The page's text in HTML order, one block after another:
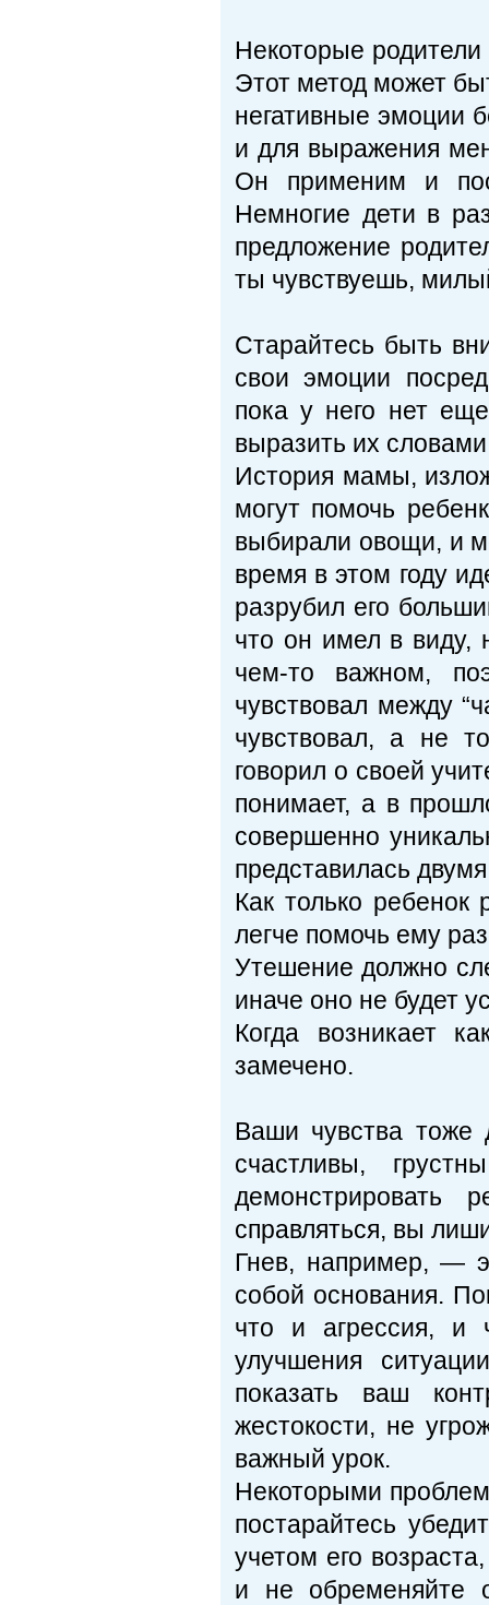
Некоторые
Этот метод может
негативные эмоции
и для выражения
Он применим и
Немногие дети в
предложение
ты чувствуешь,
Старайтесь быть
свои эмоции
пока у него нет
выразить их
История мамы,
могут помочь
выбирали овощи, и
время в этом году
разрубил его
что он имел в виду,
чем-то важном,
чувствовал между
чувствовал, а не
говорил о своей
понимает, а в
совершенно
представилась
Как только ребенок
легче помочь ему
Утешение должно
иначе оно не будет
Когда возникает
замечено.
Ваши чувства тоже
счастливы,
справляться, вы
Гнев, например, —
собой основания.
что и агрессия, и
улучшения
показать ваш
жестокости, не
важный урок.
Некоторыми
постарайтесь
учетом его
и не обременяйте